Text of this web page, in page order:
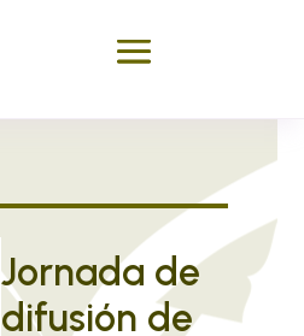
Jornada de
difusión de